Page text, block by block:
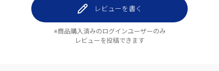
レビューを書く
※商品購入済みのログインユーザーのみ
レビューを投稿できます